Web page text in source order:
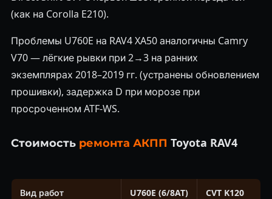
(как на Corolla E210).
Проблемы U760E на RAV4 XA50 аналогичны Camry
V70 — лёгкие рывки при 2→3 на ранних
экземплярах 2018–2019 гг. (устранены обновлением
прошивки), задержка D при морозе при
просроченном ATF-WS.
Стоимость ремонта АКПП Toyota RAV4
Вид работ U760E (6/8AT) CVT K120